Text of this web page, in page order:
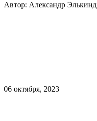
Автор: Александр Элькинд
06 октября, 2023